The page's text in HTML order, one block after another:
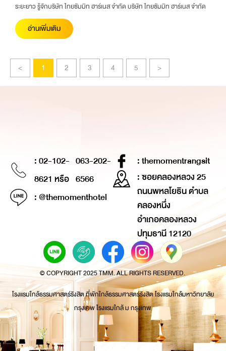
ระยะยาว รู้จักบริษัท ไทยซัมมิท ฮาร์เนส จำกัด บริษัท ไทยซัมมิท ฮาร์เนส จำกัด
อ่านเพิ่มเติม
< 1 2 3 4 5 >
: 02-102-
8621 หรือ
063-202-
6566
: @themomenthotel
: themomentrangsit
: ซอยคลองหลวง 25
ถนนพหลโยธิน ตำบล
คลองหนึ่ง
อำเภอคลองหลวง
ปทุมธานี 12120
© COPYRIGHT 2025 TMM. ALL RIGHTS RESERVED.
โรงแรมใกล้ธรรมศาสตร์รังสิต ที่พักใกล้ธรรมศาสตร์รังสิต โรงแรมใกล้มหาวิทยาลัย
กรุงเทพ โรงแรมใกล้ ม กรุงเทพ